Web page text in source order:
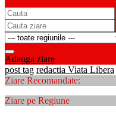
Adauga ziare
post tag redactia Viata Libera
Ziare Recomandate:
Ziare pe Regiune